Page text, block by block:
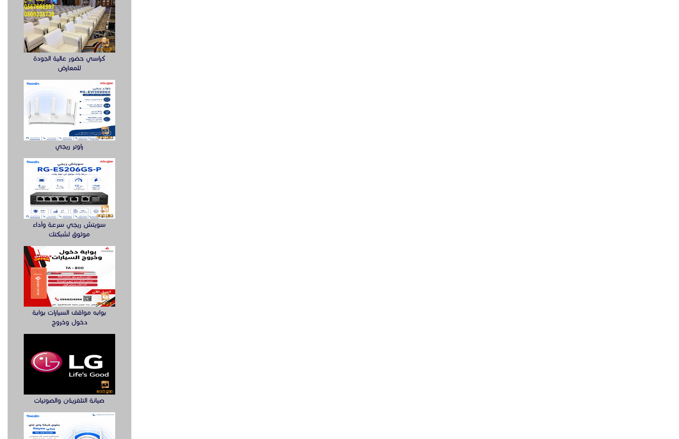
كراسي حضور عالية الجودة
للمعارض
راوتر ريجي
سويتش ريجي سرعة وأداء
موثوق لشبكتك
بوابه مواقف السيارات بوابة
دخول وخروج
صيانة التلفزيةن والصوتيات